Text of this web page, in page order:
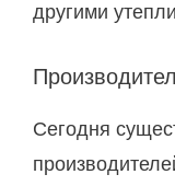
другими
Сегодня